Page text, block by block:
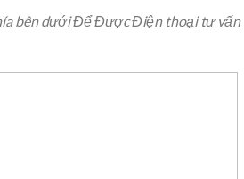
bên dưới Để Được Điện thoại tư vấn